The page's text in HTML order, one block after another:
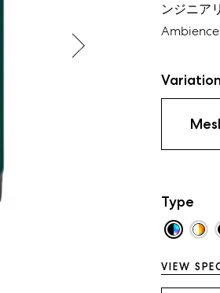
ンジニア
Variation
Type
VIEW